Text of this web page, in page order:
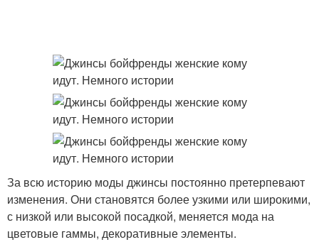
За всю историю моды джинсы постоянно претерпевают
изменения. Они становятся более узкими или широкими,
с низкой или высокой посадкой, меняется мода на
цветовые гаммы, декоративные элементы.